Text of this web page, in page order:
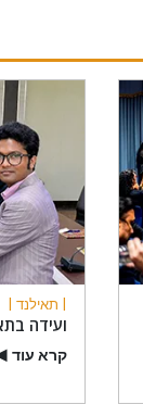
| תאילנד |
ועידה
קרא עוד